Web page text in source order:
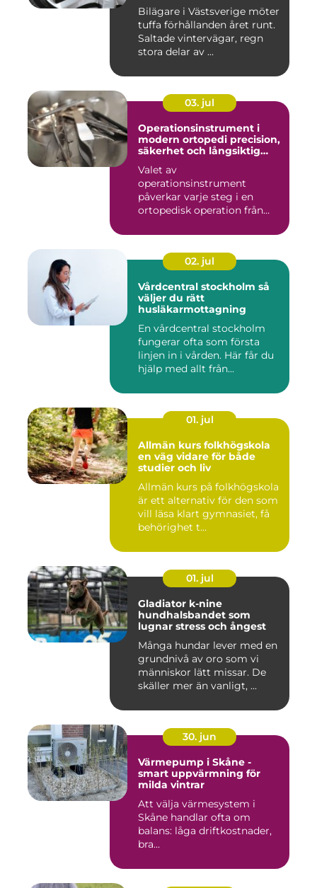
Bilägare i Västsverige möter
tuffa förhållanden året runt.
Saltade vintervägar, regn
stora delar av ...
03. jul
Operationsinstrument i
modern ortopedi precision,
säkerhet och långsiktig
Valet av
operationsinstrument
påverkar varje steg i en
ortopedisk operation från
02. jul
Vårdcentral stockholm så
väljer du rätt
husläkarmottagning
En vårdcentral stockholm
fungerar ofta som första
linjen in i vården. Här får du
hjälp med allt från...
01. jul
Allmän kurs folkhögskola
en väg vidare för både
studier och liv
Allmän kurs på folkhögskola
är ett alternativ för den som
vill läsa klart gymnasiet, få
behörighet t...
01. jul
Gladiator k-nine
hundhalsbandet som
lugnar stress och ångest
Många hundar lever med en
grundnivå av oro som vi
människor lätt missar. De
skäller mer än vanligt, ...
30. jun
Värmepump i Skåne -
smart uppvärmning för
milda vintrar
Att välja värmesystem i
Skåne handlar ofta om
balans: låga driftkostnader,
bra...